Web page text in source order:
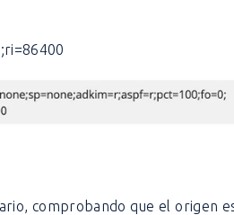
comprobando que el origen